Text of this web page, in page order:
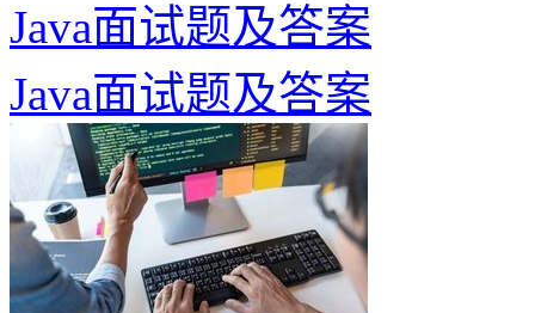
Java面试题及答案
Java面试题及答案